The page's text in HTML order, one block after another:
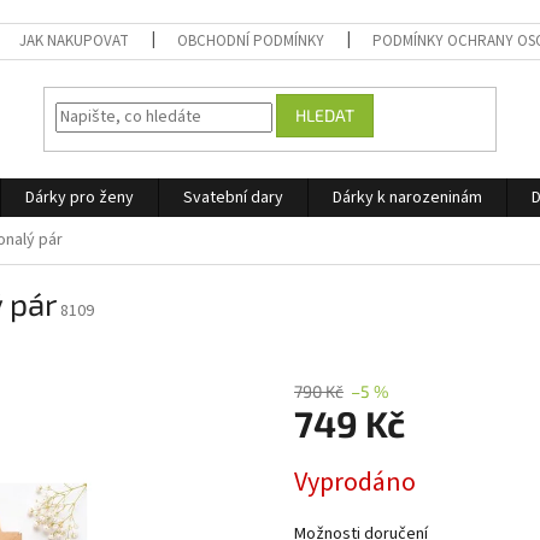
JAK NAKUPOVAT OBCHODNÍ PODMÍNKY PODMÍNKY OCHRANY
HLEDAT
Dárky pro ženy Svatební dary Dárky k narozeninám
pár
pár 8109
790 Kč –5 %
749 Kč
cena:
Vyprodáno
Možnosti doručení